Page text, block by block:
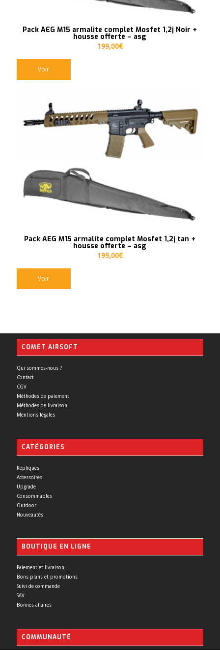
Pack AEG M15 armalite complet Mosfet 1,2j Noir +
housse offerte – asg
199,00€
Voir
Pack AEG M15 armalite complet Mosfet 1,2j tan +
housse offerte – asg
199,00€
Voir
COMET AIRSOFT
Qui sommes-nous ?
Contact
CGV
Méthodes de paiement
Méthodes de livraison
Mentions légales
CATÉGORIES
Répliques
Accessoires
Upgrade
Consommables
Outdoor
Nouveautés
BOUTIQUE EN LIGNE
Paiement et livraison
Bons plans et promotions
Suivi de commande
SAV
Bonnes affaires
COMMUNAUTÉ